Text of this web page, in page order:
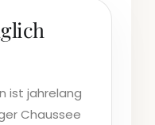
ist jahrelang
Chaussee